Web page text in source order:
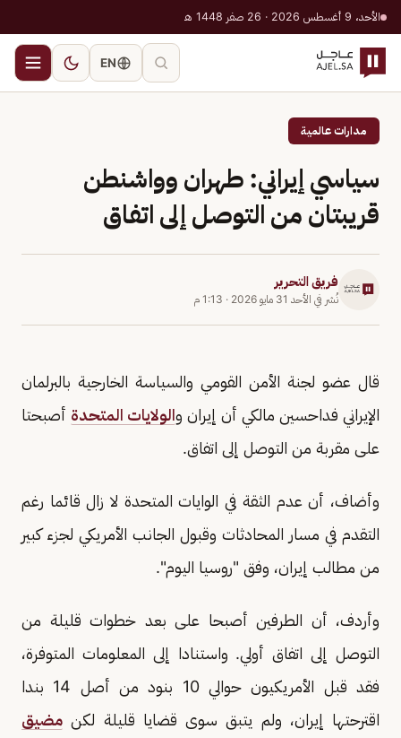
الأحد، 9 أغسطس 2026 · 26 صفر 1448 هـ
EN
مدارات عالمية
سياسي إيراني: طهران وواشنطن
قريبتان من التوصل إلى اتفاق
فريق التحرير
نُشر في الأحد 31 مايو 2026 · 1:13 م
قال عضو لجنة الأمن القومي والسياسة الخارجية بالبرلمان
الإيراني فداحسين مالكي أن إيران والولايات المتحدة أصبحتا
على مقربة من التوصل إلى اتفاق.
وأضاف، أن عدم الثقة في الوايات المتحدة لا زال قائما رغم
التقدم في مسار المحادثات وقبول الجانب الأمريكي لجزء كبير
من مطالب إيران، وفق "روسيا اليوم".
وأردف، أن الطرفين أصبحا على بعد خطوات قليلة من
التوصل إلى اتفاق أولي. واستنادا إلى المعلومات المتوفرة،
فقد قبل الأمريكيون حوالي 10 بنود من أصل 14 بندا
اقترحتها إيران، ولم يتبق سوى قضايا قليلة لكن مضيق